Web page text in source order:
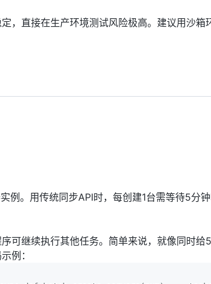
，直接在生产环境测试风险极高。建议用沙箱
例。用传统同步API时，每创建1台需等待5分
可继续执行其他任务。简单来说，就像同时给
例：